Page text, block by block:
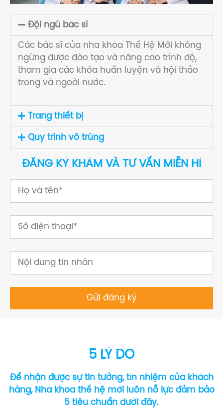
Đội ngũ bác sĩ
Các bác sĩ của nha khoa Thế Hệ Mới không
ngừng được đào tạo và nâng cao trình độ,
tham gia các khóa huấn luyện và hội thảo
trong và ngoài nước.
Trang thiết bị
Quy trình vô trùng
ĐĂNG KÝ KHÁM VÀ TƯ VẤN MIỄN HÍ
5 LÝ DO
Để nhận được sự tin tưởng, tín nhiệm của khách
hàng, Nha khoa thế hệ mới luôn nỗ lực đảm bảo
5 tiêu chuẩn dưới đây.